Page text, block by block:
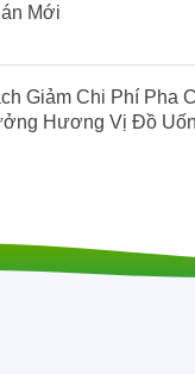
Mới
Giảm Chi Phí Pha
Hương Vị Đồ